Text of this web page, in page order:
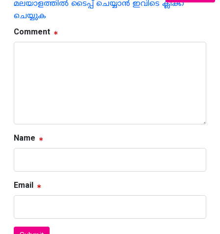
മലയാളത്തില്‍ ടൈപ്പ് ചെയ്യാന്‍ ഇവിടെ ക്ലിക്ക്
ചെയ്യുക
Comment
Name
Email